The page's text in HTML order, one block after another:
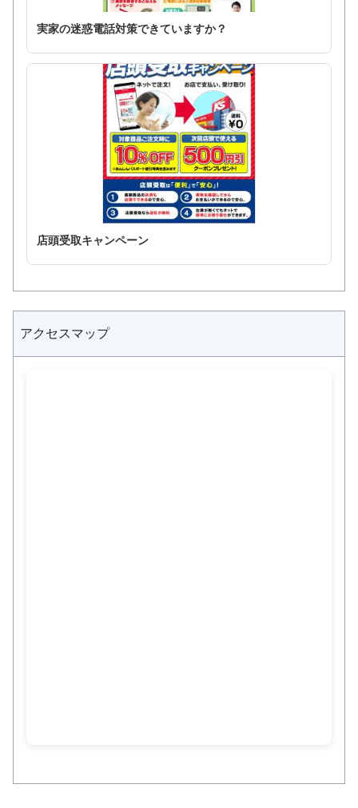
実家の迷惑電話対策できていますか？
店頭受取キャンペーン
アクセスマップ